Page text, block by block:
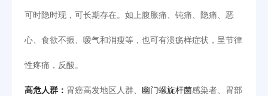
可时隐时现，可长期存在。如上腹胀痛、钝痛、隐痛、恶
心、食欲不振、嗳气和消瘦等，也可有溃疡样症状，呈节律
性疼痛，反酸。
高危人群： 胃癌高发地区人群、 幽门螺旋杆菌感染者、胃部